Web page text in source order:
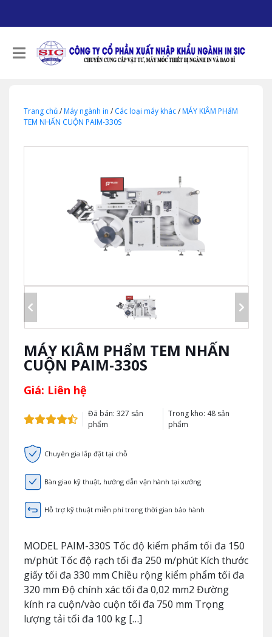
Trang chủ/Máy ngành in / Các loại máy khác/MÁY KIÂM PHẩM
TEM NHẤN CUỘN PAIM-330S
MÁY KIÂM PHẩM TEM NHẤN
CUỘN PAIM-330S
Giá: Liên hệ
Đã bán: 327 sản
phẩm
Trong kho: 48 sản
phẩm
Chuyên gia lắp đặt tại chỗ
Bàn giao kỹ thuật, hướng dẫn vận hành tại xưởng
Hỗ trợ kỹ thuật miễn phí trong thời gian bảo hành
MODEL PAIM-330S Tốc độ kiểm phẩm tối đa 150
m/phút Tốc độ rạch tối đa 250 m/phút Kích thước
giấy tối đa 330 mm Chiều rộng kiểm phẩm tối đa
320 mm Độ chính xác tối đa 0,02 mm2 Đường
kính ra cuộn/vào cuộn tối đa 750 mm Trọng
lượng tải tối đa 100 kg […]